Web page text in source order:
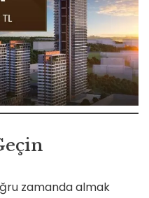
zamanda almak